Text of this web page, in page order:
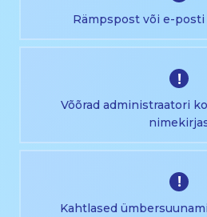
Rämpspost või e-
!
Võõrad administraatori
!
Kahtlased